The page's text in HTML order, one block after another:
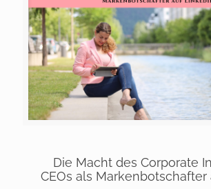
Die Macht des Corporate
CEOs als